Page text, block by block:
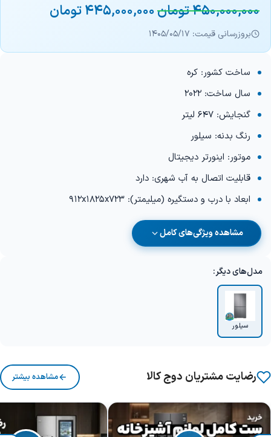
450,000,000تومان445,000,000تومان
بروزرسانی قیمت: 1405/05/17
ساخت کشور: کره
سال ساخت: 2022
گنجایش: 647 لیتر
رنگ بدنه: سیلور
موتور: اینورتر دیجیتال
قابلیت اتصال به آب شهری: دارد
ابعاد با درب و دستگیره (میلیمتر): 912x1825x723
مشاهده ویژگی‌های کامل
مدل‌های دیگر:
سیلور
رضایت مشتریان دوج کالا مشاهده بیشتر